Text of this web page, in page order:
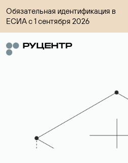
Обязательная идентификация в
ЕСИА с 1 сентября 2026